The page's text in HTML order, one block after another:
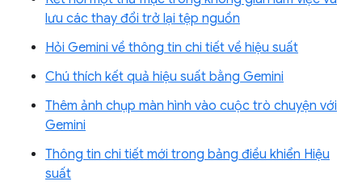
lưu các thay đổi trở lại tệp nguồn
Hỏi Gemini về thông tin chi tiết về hiệu suất
Chú thích kết quả hiệu suất bằng Gemini
Thêm ảnh chụp màn hình vào cuộc trò chuyện với
Gemini
Thông tin chi tiết mới trong bảng điều khiển Hiệu
suất